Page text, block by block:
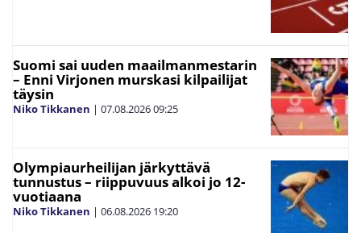
Suomi sai uuden maailmanmestarin
– Enni Virjonen murskasi kilpailijat
täysin
Niko Tikkanen | 07.08.202609:25
Olympiaurheilijan järkyttävä
tunnustus – riippuvuus alkoi jo 12-
vuotiaana
Niko Tikkanen | 06.08.2026 19:20